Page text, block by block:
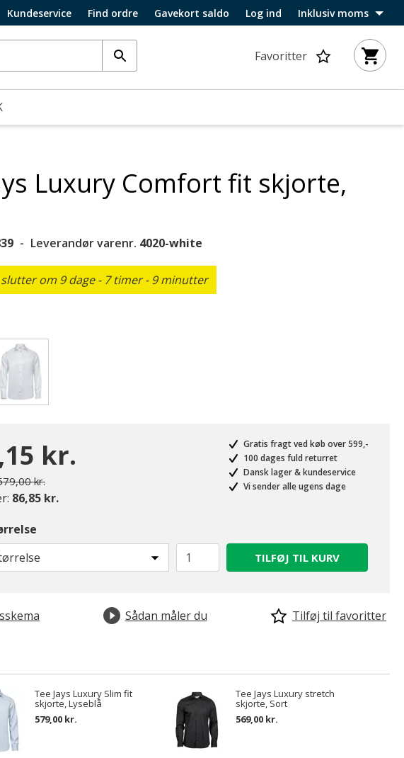
Kundeservice Find ordre Gavekort saldo Log ind Inklusiv moms
Favoritter
Luxury Comfort fit skjorte,
Leverandør varenr. 4020-white
om 9 dage - 7 timer - 9 minutter
kr.
nedsat fra
kr.til
86,85 kr.
Gratis fragt ved køb over 599,-
100 dages fuld returret
Dansk lager & kundeservice
Vi sender alle ugens dage
TILFØJ TIL KURV
Sådan måler du Tilføj til favoritter
Tee Jays Luxury Slim fit
skjorte, Lyseblå
579,00 kr.
Tee Jays Luxury stretch
skjorte, Sort
569,00 kr.